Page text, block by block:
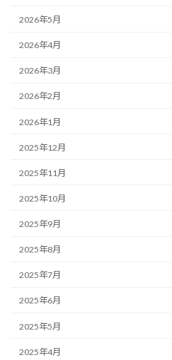
2026年5月
2026年4月
2026年3月
2026年2月
2026年1月
2025年12月
2025年11月
2025年10月
2025年9月
2025年8月
2025年7月
2025年6月
2025年5月
2025年4月